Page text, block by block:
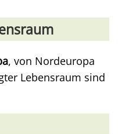
, von Nordeuropa
Lebensraum sind